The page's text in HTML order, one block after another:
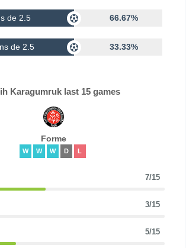
de 2.5 66.67%
de 2.5 33.33%
Karagumruk last 15 games
Forme
W W W D L
7/15
3/15
5/15